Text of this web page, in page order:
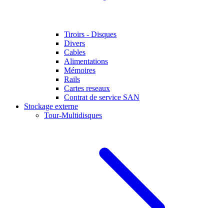
Tiroirs - Disques
Divers
Cables
Alimentations
Mémoires
Rails
Cartes reseaux
Contrat de service SAN
Stockage externe
Tour-Multidisques